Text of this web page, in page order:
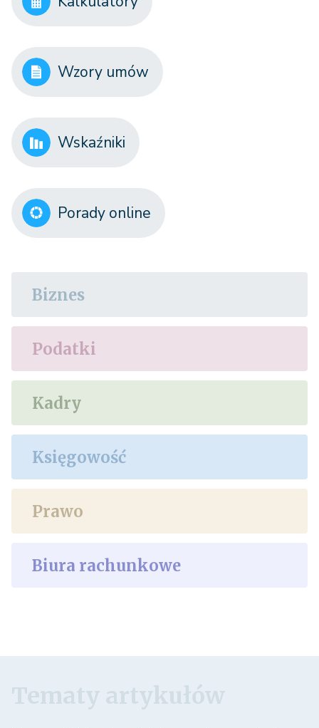
Wzory umów
Wskaźniki
Porady online
Biznes
Podatki
Kadry
Księgowość
Prawo
Biura rachunkowe